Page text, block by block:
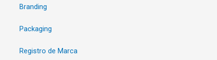
Branding
Packaging
Registro de Marca